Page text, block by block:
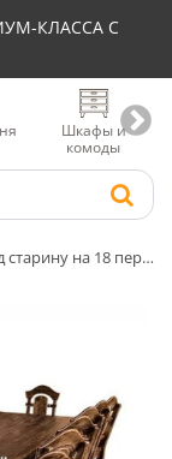
КЛАССА С
Шкафы и
комоды
Обеденная группа под старину на 18 персон «Белгородская» | стол 4 м